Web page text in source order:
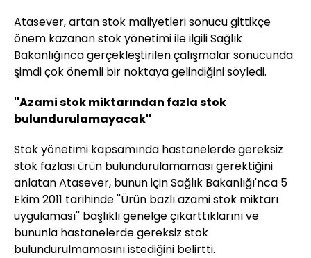
Atasever, artan stok maliyetleri sonucu gittikçe
önem kazanan stok yönetimi ile ilgili Sağlık
Bakanlığınca gerçekleştirilen çalışmalar sonucunda
şimdi çok önemli bir noktaya gelindiğini söyledi.
''Azami stok miktarından fazla stok
bulundurulamayacak''
Stok yönetimi kapsamında hastanelerde gereksiz
stok fazlası ürün bulundurulamaması gerektiğini
anlatan Atasever, bunun için Sağlık Bakanlığı'nca 5
Ekim 2011 tarihinde ''Ürün bazlı azami stok miktarı
uygulaması'' başlıklı genelge çıkarttıklarını ve
bununla hastanelerde gereksiz stok
bulundurulmamasını istediğini belirtti.